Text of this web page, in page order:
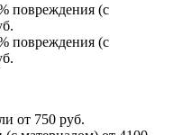
повреждения (с
повреждения (с
от 750 руб.